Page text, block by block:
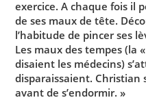
exercice. A chaque fois il
de ses maux de tête.
l’habitude de pincer ses
Les maux des tempes (la
disaient les médecins)
disparaissaient. Christian
avant de s’endormir. »